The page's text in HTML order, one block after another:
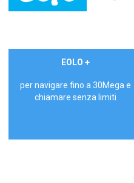
€ 24,90/meseEOLO +
per navigare fino a 30Mega e
chiamare senza limiti